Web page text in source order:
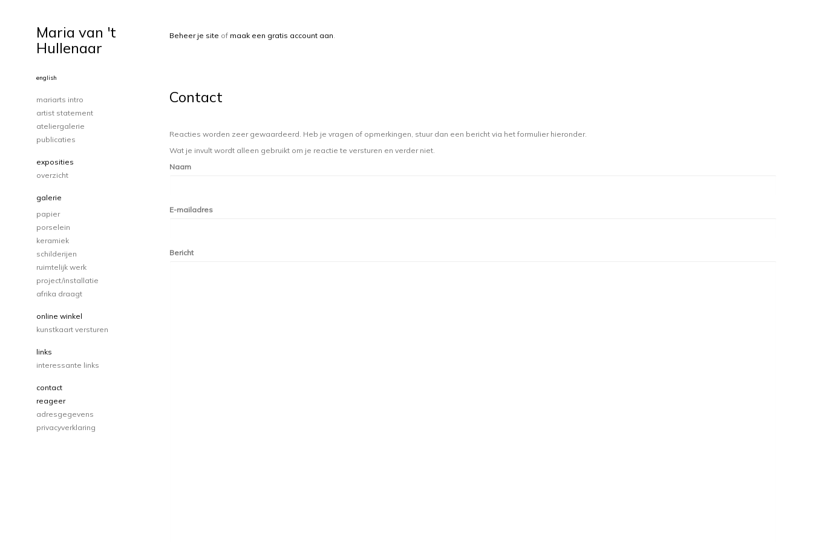
Beheer je site of maak een gratis account aan.
Contact
Reacties worden zeer gewaardeerd. Heb je vragen of opmerkingen, stuur dan een bericht via het formulier hieronder.
Wat je invult wordt alleen gebruikt om je reactie te versturen en verder niet.
Naam
E-mailadres
Bericht
Maria van 't
Hullenaar
english
mariarts intro
artist statement
ateliergalerie
publicaties
exposities
overzicht
galerie
papier
porselein
keramiek
schilderijen
ruimtelijk werk
project/installatie
afrika draagt
online winkel
kunstkaart versturen
links
interessante links
contact
reageer
adresgegevens
privacyverklaring